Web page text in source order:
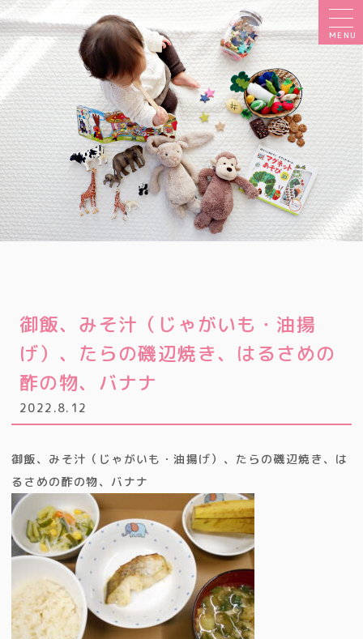
MENU
御飯、みそ汁（じゃがいも・油揚
げ）、たらの磯辺焼き、はるさめの
酢の物、バナナ
2022.8.12
御飯、みそ汁（じゃがいも・油揚げ）、たらの磯辺焼き、は
るさめの酢の物、バナナ